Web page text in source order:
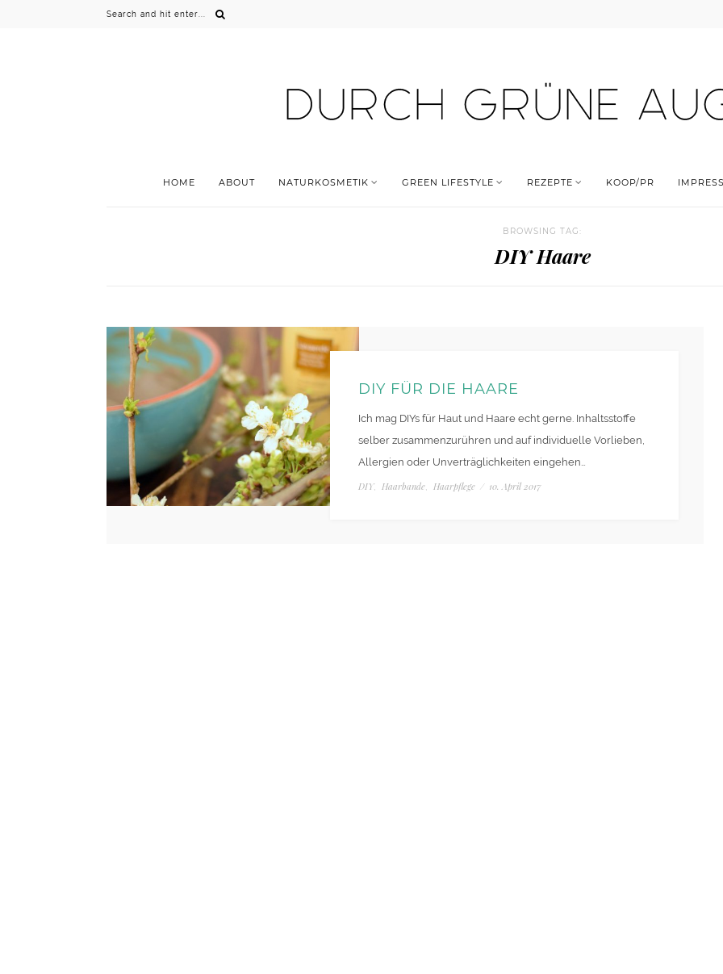
HOME ABOUT NATURKOSMETIK GREEN LIFESTYLE REZEPTE KOOP/PR
BROWSING TAG:
DIY Haare
DIY FÜR DIE HAARE
Ich mag DIYs für Haut und Haare echt gerne. Inhaltsstoffe
selber zusammenzurühren und auf individuelle Vorlieben,
Allergien oder Unverträglichkeiten eingehen…
DIY, Haarbande, Haarpflege / 10. April 2017